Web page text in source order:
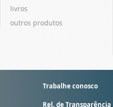
livros
outros produtos
Trabalhe conosco
Rel. de Transparência